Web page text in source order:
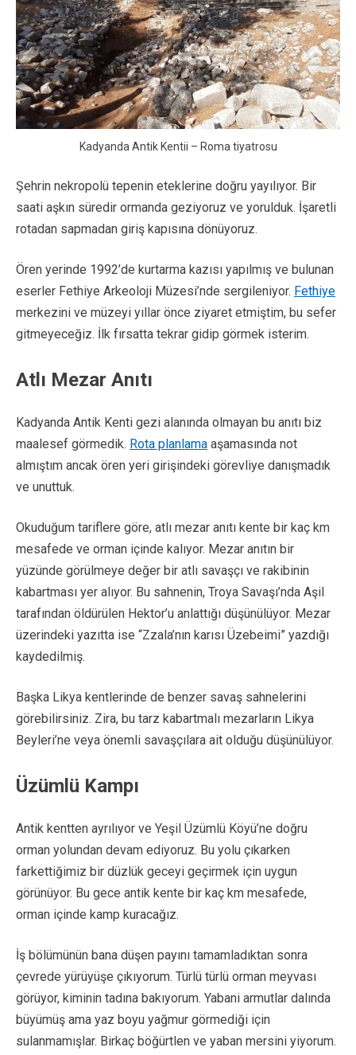
Kadyanda Antik Kentii – Roma tiyatrosu
Şehrin nekropolü tepenin eteklerine doğru yayılıyor. Bir
saati aşkın süredir ormanda geziyoruz ve yorulduk. İşaretli
rotadan sapmadan giriş kapısına dönüyoruz.
Ören yerinde 1992’de kurtarma kazısı yapılmış ve bulunan
eserler Fethiye Arkeoloji Müzesi’nde sergileniyor. Fethiye
merkezini ve müzeyi yıllar önce ziyaret etmiştim, bu sefer
gitmeyeceğiz. İlk fırsatta tekrar gidip görmek isterim.
Atlı Mezar Anıtı
Kadyanda Antik Kenti gezi alanında olmayan bu anıtı biz
maalesef görmedik. Rota planlama aşamasında not
almıştım ancak ören yeri girişindeki görevliye danışmadık
ve unuttuk.
Okuduğum tariflere göre, atlı mezar anıtı kente bir kaç km
mesafede ve orman içinde kalıyor. Mezar anıtın bir
yüzünde görülmeye değer bir atlı savaşçı ve rakibinin
kabartması yer alıyor. Bu sahnenin, Troya Savaşı’nda Aşil
tarafından öldürülen Hektor’u anlattığı düşünülüyor. Mezar
üzerindeki yazıtta ise “Zzala’nın karısı Üzebeimi” yazdığı
kaydedilmiş.
Başka Likya kentlerinde de benzer savaş sahnelerini
görebilirsiniz. Zira, bu tarz kabartmalı mezarların Likya
Beyleri’ne veya önemli savaşçılara ait olduğu düşünülüyor.
Üzümlü Kampı
Antik kentten ayrılıyor ve Yeşil Üzümlü Köyü’ne doğru
orman yolundan devam ediyoruz. Bu yolu çıkarken
farkettiğimiz bir düzlük geceyi geçirmek için uygun
görünüyor. Bu gece antik kente bir kaç km mesafede,
orman içinde kamp kuracağız.
İş bölümünün bana düşen payını tamamladıktan sonra
çevrede yürüyüşe çıkıyorum. Türlü türlü orman meyvası
görüyor, kiminin tadına bakıyorum. Yabani armutlar dalında
büyümüş ama yaz boyu yağmur görmediği için
sulanmamışlar. Birkaç böğürtlen ve yaban mersini yiyorum.